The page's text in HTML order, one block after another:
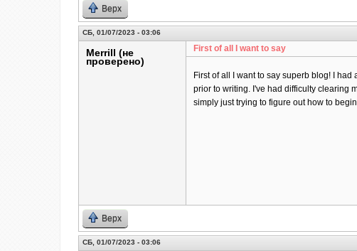
Верх
СБ, 01/07/2023 - 03:06
Merrill (не
проверено)
First of all I want to say
First of all I want to say superb blog! I
prior to writing. I've had difficulty clearing
simply just trying to figure out how to
Верх
СБ, 01/07/2023 - 03:06